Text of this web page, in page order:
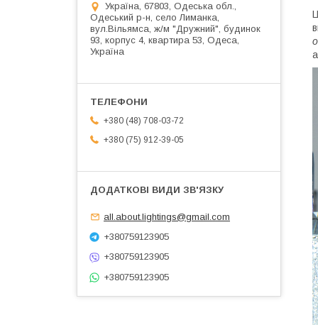
Україна, 67803, Одеська обл.,
Одеський р-н, село Лиманка,
вул.Вільямса, ж/м "Дружний", будинок
93, корпус 4, квартира 53, Одеса,
Україна
+380 (48) 708-03-72
+380 (75) 912-39-05
all.about.lightings@gmail.com
+380759123905
+380759123905
+380759123905